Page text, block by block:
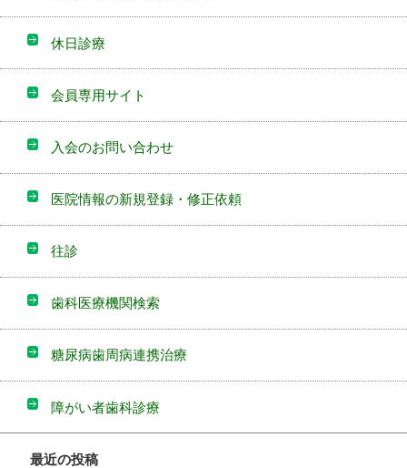
休日診療
会員専用サイト
入会のお問い合わせ
医院情報の新規登録・修正依頼
往診
歯科医療機関検索
糖尿病歯周病連携治療
障がい者歯科診療
最近の投稿